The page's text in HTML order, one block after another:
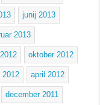
junij 2013
2013
oktober 2012
2012 april 2012
december 2011